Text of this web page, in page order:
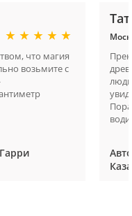
что магия
возьмите с